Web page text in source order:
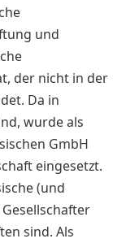
und
der nicht in der
Da in
wurde als
GmbH
eingesetzt.
(und
sind. Als